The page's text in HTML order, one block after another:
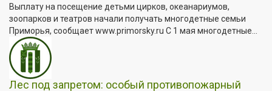
Выплату на посещение детьми цирков, океанариумов,
зоопарков и театров начали получать многодетные семьи
Приморья, сообщает www.primorsky.ru С 1 мая многодетные...
Лес под запретом: особый противопожарный